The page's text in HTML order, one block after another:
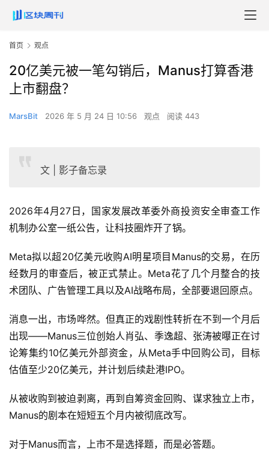
首页 观点
20亿美元被一笔勾销后，Manus打算香港
上市翻盘？
MarsBit 2026 年 5 月 24 日 10:56 观点 阅读 443
文 | 影子备忘录
2026年4月27日，国家发展改革委外商投资安全审查工作
机制办公室一纸公告，让科技圈炸开了锅。
Meta拟以超20亿美元收购AI明星项目Manus的交易，在历
经数月的审查后，被正式禁止。Meta花了几个月整合的技
术团队、广告管理工具以及AI战略布局，全部要退回原点。
消息一出，市场哗然。但真正的戏剧性转折在不到一个月后
出现——Manus三位创始人肖弘、季逸超、张涛被曝正在讨
论筹集约10亿美元外部资金，从Meta手中回购公司，目标
估值至少20亿美元，并计划后续赴港IPO。
从被收购到被迫剥离，再到自筹资金回购、谋求独立上市，
Manus的剧本在短短五个月内被彻底改写。
对于Manus而言，上市不是选择题，而是必答题。